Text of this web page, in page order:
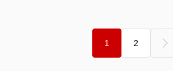
1 2